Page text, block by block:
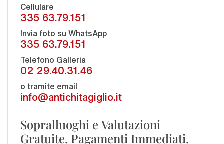
Cellulare
335 63.79.151
Invia foto su WhatsApp
335 63.79.151
Telefono Galleria
02 29.40.31.46
o tramite email
info@antichitagiglio.it
Sopralluoghi e Valutazioni
Gratuite. Pagamenti Immediati.